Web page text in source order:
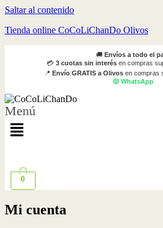
Saltar al contenido
Tienda online CoCoLiChanDo Olivos
🚚 Envíos a todo el
💳 3 cuotas sin interésen compras
📍 Envío GRATIS a Olivosen compras
🟢 WhatsApp
Menú
0
Mi cuenta